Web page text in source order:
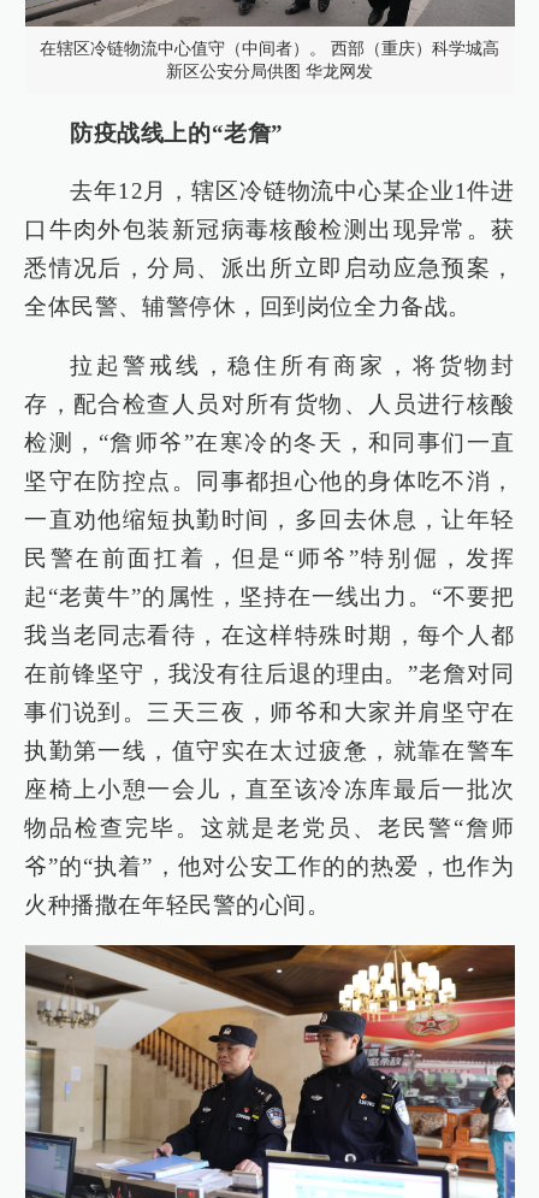
在辖区冷链物流中心值守（中间者）。 西部（重庆）科学城高
新区公安分局供图 华龙网发
防疫战线上的“老詹”
去年12月，辖区冷链物流中心某企业1件进
口牛肉外包装新冠病毒核酸检测出现异常。获
悉情况后，分局、派出所立即启动应急预案，
全体民警、辅警停休，回到岗位全力备战。
拉起警戒线，稳住所有商家，将货物封
存，配合检查人员对所有货物、人员进行核酸
检测，“詹师爷”在寒冷的冬天，和同事们一直
坚守在防控点。同事都担心他的身体吃不消，
一直劝他缩短执勤时间，多回去休息，让年轻
民警在前面扛着，但是“师爷”特别倔，发挥
起“老黄牛”的属性，坚持在一线出力。“不要把
我当老同志看待，在这样特殊时期，每个人都
在前锋坚守，我没有往后退的理由。”老詹对同
事们说到。三天三夜，师爷和大家并肩坚守在
执勤第一线，值守实在太过疲惫，就靠在警车
座椅上小憩一会儿，直至该冷冻库最后一批次
物品检查完毕。这就是老党员、老民警“詹师
爷”的“执着”，他对公安工作的的热爱，也作为
火种播撒在年轻民警的心间。